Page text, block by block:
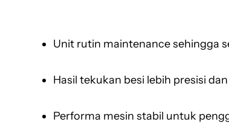
Unit rutin maintenance sehingga
Hasil tekukan besi lebih presisi
Performa mesin stabil untuk